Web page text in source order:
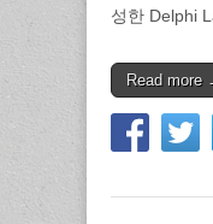
성한 Delphi
Read more